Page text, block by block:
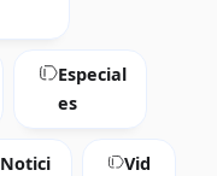
Especial
es
Notici
Vid